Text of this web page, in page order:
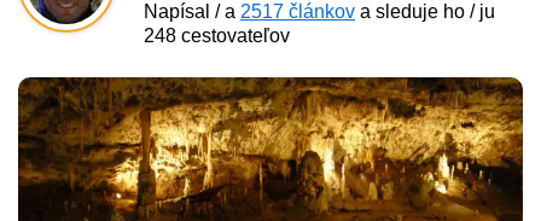
Napísal / a 2517 článkov a sleduje ho / ju
248 cestovateľov